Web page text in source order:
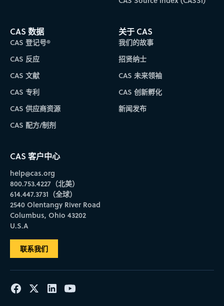
CAS 数据
CAS 登记号®
CAS 反应
CAS 文献
CAS 专利
CAS 供应商资源
CAS 配方/制剂
关于 CAS
我们的故事
招贤纳士
CAS 未来领袖
CAS 创新孵化
新闻发布
CAS 客户中心
help@cas.org
800.753.4227（北美）
614.447.3731（全球）
2540 Olentangy River Road
Columbus, Ohio 43202
U.S.A
联系我们